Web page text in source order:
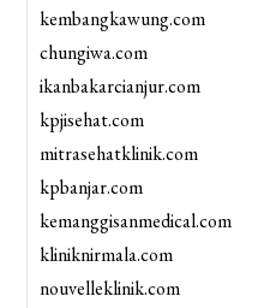
kembangkawung.com
chungiwa.com
ikanbakarcianjur.com
kpjisehat.com
mitrasehatklinik.com
kpbanjar.com
kemanggisanmedical.com
kliniknirmala.com
nouvelleklinik.com